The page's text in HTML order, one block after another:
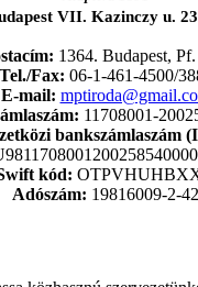
VII. Kazinczy u.
1364. Budapest,
Tel./Fax: 06-1-461-4500/
E-mail:
11708001-
bankszámlaszám
kód:
Adószám: 19816009-2-42